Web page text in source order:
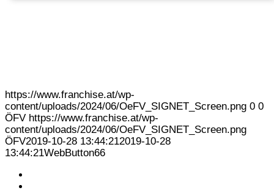
https://www.franchise.at/wp-
content/uploads/2024/06/OeFV_SIGNET_Screen.png 0 0
ÖFV https://www.franchise.at/wp-
content/uploads/2024/06/OeFV_SIGNET_Screen.png
ÖFV2019-10-28 13:44:212019-10-28
13:44:21WebButton66